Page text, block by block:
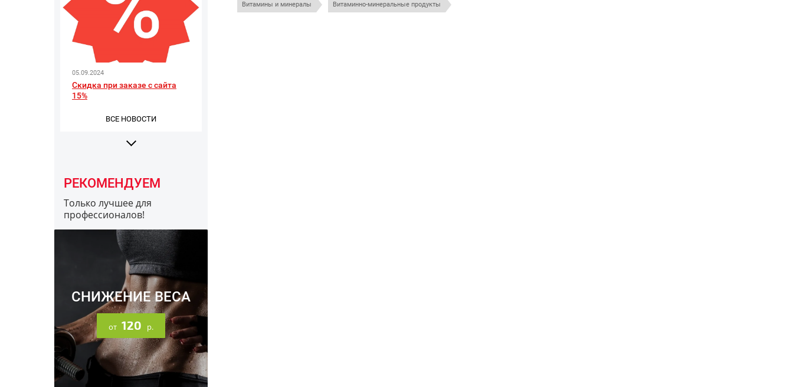
05.09.2024
Скидка при заказе с сайта
15%
Информация про разные
заводы Optimum Nutrition
ВСЕ НОВОСТИ
РЕКОМЕНДУЕМ
Только лучшее для
профессионалов!
СНИЖЕНИЕ ВЕСА
от 120 р.
Витамины и минералы Витаминно-минеральные продукты